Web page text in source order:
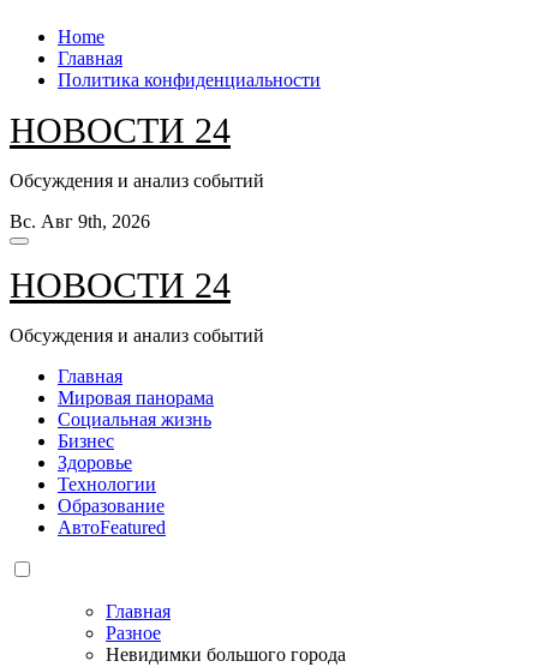
Перейти
содержанию
Home
Главная
Политика конфиденциальности
НОВОСТИ 24
Обсуждения и анализ событий
Вс. Авг 9th, 2026
НОВОСТИ 24
Обсуждения и анализ событий
Главная
Мировая панорама
Социальная жизнь
Бизнес
Здоровье
Технологии
Образование
АвтоFeatured
Главная
Разное
Невидимки большого города